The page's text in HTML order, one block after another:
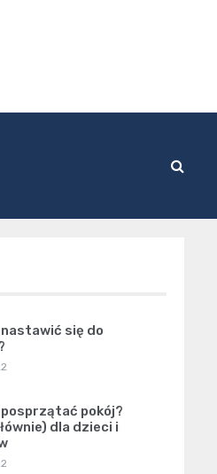
się do
pokój?
dla dzieci i